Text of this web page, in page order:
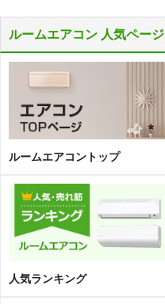
ルームエアコン 人気ページ
ルームエアコントップ
人気ランキング